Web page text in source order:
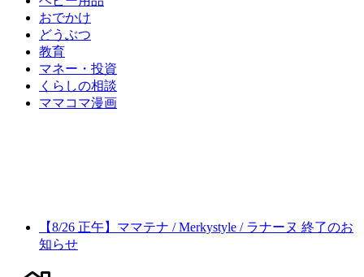
おでかけ
どうぶつ
教育
マネー・投資
くらしの相談
ママコマ漫画
【8/26 正午】ママテナ / Merkystyle / ラナーヌ 終了のお
知らせ